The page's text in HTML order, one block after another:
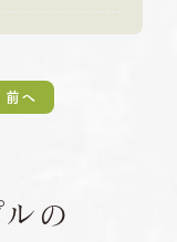
前へ
の